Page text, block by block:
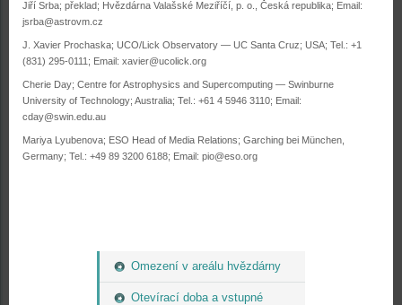
Omezení v areálu hvězdárny
Otevírací doba a vstupné
Jiří Srba; překlad; Hvězdárna Valašské Meziříčí, p. o., Česká republika; Email:
jsrba@astrovm.cz
J. Xavier Prochaska; UCO/Lick Observatory — UC Santa Cruz; USA; Tel.: +1
(831) 295-0111; Email: xavier@ucolick.org
Cherie Day; Centre for Astrophysics and Supercomputing — Swinburne
University of Technology; Australia; Tel.: +61 4 5946 3110; Email:
cday@swin.edu.au
Mariya Lyubenova; ESO Head of Media Relations; Garching bei München,
Germany; Tel.: +49 89 3200 6188; Email: pio@eso.org